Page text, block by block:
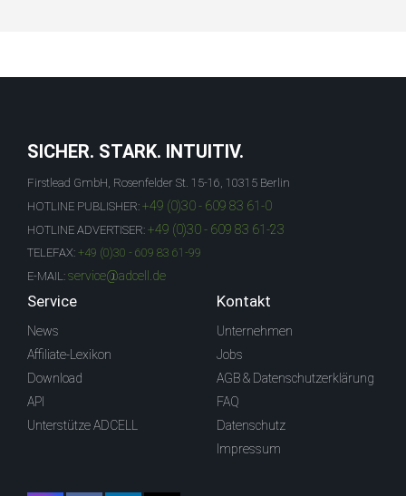
SICHER. STARK. INTUITIV.
Firstlead GmbH, Rosenfelder St. 15-16, 10315 Berlin
HOTLINE PUBLISHER: +49 (0)30 - 609 83 61-0
HOTLINE ADVERTISER: +49 (0)30 - 609 83 61-23
TELEFAX: +49 (0)30 - 609 83 61-99
E-MAIL: service@adcell.de
Service
News
Affiliate-Lexikon
Download
API
Unterstütze ADCELL
Kontakt
Unternehmen
Jobs
AGB & Datenschutzerklärung
FAQ
Datenschutz
Impressum